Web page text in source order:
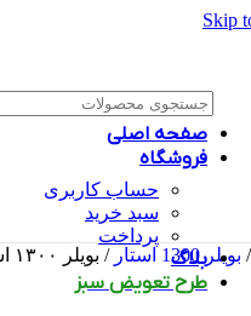
Skip
صفحه اصلی
فروشگاه
حساب کاربری
سبد خرید
پرداخت
بلاگ
طرح تعویض سبز
/ بویلر 1300 استار / بویلر ۱۳۰۰ استار شوفاژ کار- ۱۵ پره